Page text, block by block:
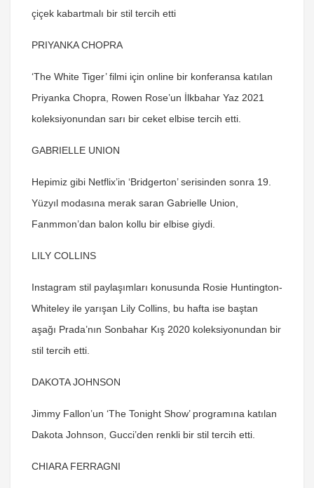
çiçek kabartmalı bir stil tercih etti
PRIYANKA CHOPRA
‘The White Tiger’ filmi için online bir konferansa katılan
Priyanka Chopra, Rowen Rose’un İlkbahar Yaz 2021
koleksiyonundan sarı bir ceket elbise tercih etti.
GABRIELLE UNION
Hepimiz gibi Netflix’in ‘Bridgerton’ serisinden sonra 19.
Yüzyıl modasına merak saran Gabrielle Union,
Fanmmon’dan balon kollu bir elbise giydi.
LILY COLLINS
Instagram stil paylaşımları konusunda Rosie Huntington-
Whiteley ile yarışan Lily Collins, bu hafta ise baştan
aşağı Prada’nın Sonbahar Kış 2020 koleksiyonundan bir
stil tercih etti.
DAKOTA JOHNSON
Jimmy Fallon’un ‘The Tonight Show’ programına katılan
Dakota Johnson, Gucci’den renkli bir stil tercih etti.
CHIARA FERRAGNI